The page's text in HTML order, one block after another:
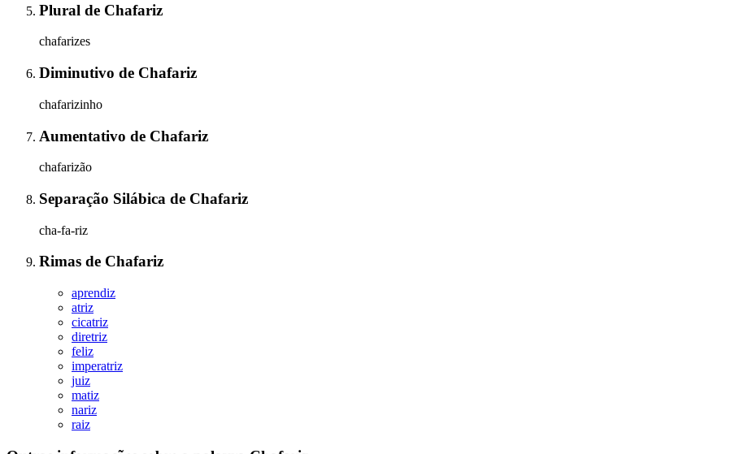
Plural de Chafariz
chafarizes
Diminutivo de Chafariz
chafarizinho
Aumentativo de Chafariz
chafarizão
Separação Silábica de Chafariz
cha-fa-riz
Rimas de Chafariz
aprendiz
atriz
cicatriz
diretriz
feliz
imperatriz
juiz
matiz
nariz
raiz